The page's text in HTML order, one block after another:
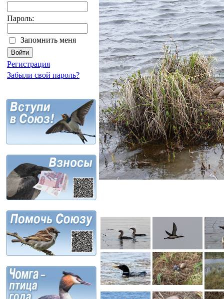
Пароль:
Запомнить меня
Регистрация
Забыли свой пароль?